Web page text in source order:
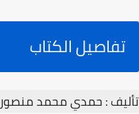
تفاصيل الكتاب
تأليف : حمدي محمد منصور